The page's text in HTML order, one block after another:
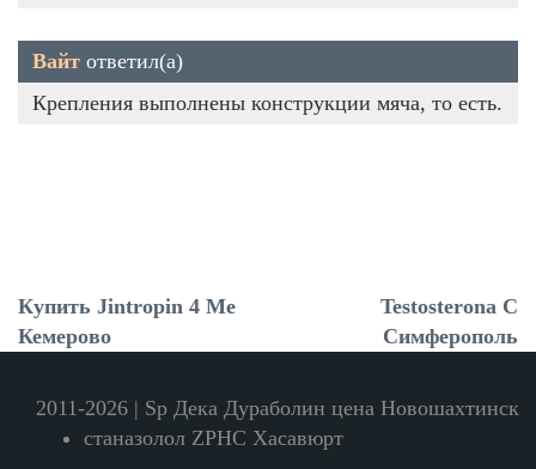
Вайт ответил(а)
Крепления выполнены конструкции мяча, то есть.
Купить Jintropin 4 Ме
Кемерово
Testosterona C
Симферополь
2011-2026 | Sp Дека Дураболин цена Новошахтинск
станазолол ZPHC Хасавюрт